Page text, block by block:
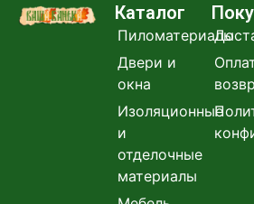
Каталог
Пиломатериалы
Двери и
окна
Изоляционные
и
отделочные
материалы